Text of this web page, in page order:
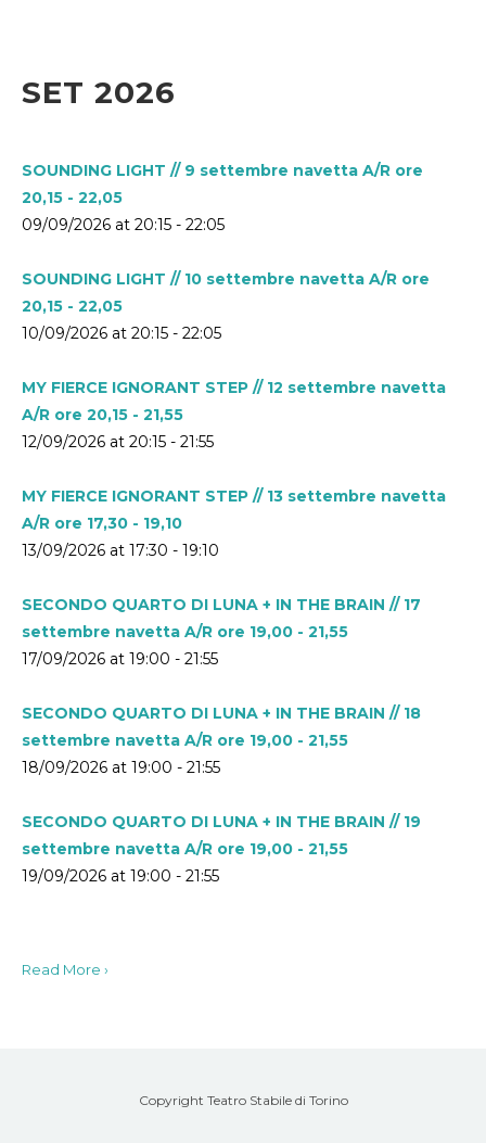
SET 2026
SOUNDING LIGHT // 9 settembre navetta A/R ore
20,15 - 22,05
09/09/2026 at 20:15 - 22:05
SOUNDING LIGHT // 10 settembre navetta A/R ore
20,15 - 22,05
10/09/2026 at 20:15 - 22:05
MY FIERCE IGNORANT STEP // 12 settembre navetta
A/R ore 20,15 - 21,55
12/09/2026 at 20:15 - 21:55
MY FIERCE IGNORANT STEP // 13 settembre navetta
A/R ore 17,30 - 19,10
13/09/2026 at 17:30 - 19:10
SECONDO QUARTO DI LUNA + IN THE BRAIN // 17
settembre navetta A/R ore 19,00 - 21,55
17/09/2026 at 19:00 - 21:55
SECONDO QUARTO DI LUNA + IN THE BRAIN // 18
settembre navetta A/R ore 19,00 - 21,55
18/09/2026 at 19:00 - 21:55
SECONDO QUARTO DI LUNA + IN THE BRAIN // 19
settembre navetta A/R ore 19,00 - 21,55
19/09/2026 at 19:00 - 21:55
Read More ›
Copyright Teatro Stabile di Torino